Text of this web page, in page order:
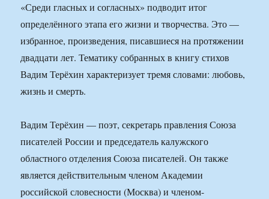
«Среди гласных и согласных» подводит итог
определённого этапа его жизни и творчества. Это —
избранное, произведения, писавшиеся на протяжении
двадцати лет. Тематику собранных в книгу стихов
Вадим Терёхин характеризует тремя словами: любовь,
жизнь и смерть.
Вадим Терёхин — поэт, секретарь правления Союза
писателей России и председатель калужского
областного отделения Союза писателей. Он также
является действительным членом Академии
российской словесности (Москва) и членом-